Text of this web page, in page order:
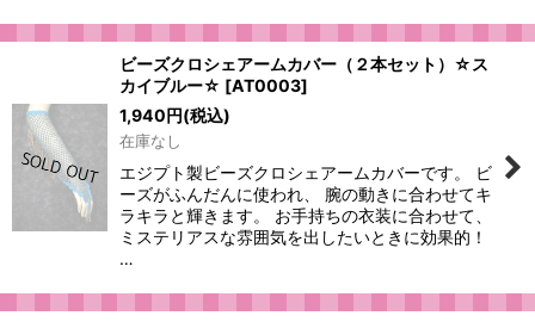
ビーズクロシェアームカバー（２本セット）☆ス
カイブルー☆ [AT0003]
1,940円(税込)
在庫なし
エジプト製ビーズクロシェアームカバーです。 ビ
ーズがふんだんに使われ、 腕の動きに合わせてキ
ラキラと輝きます。 お手持ちの衣装に合わせて、
ミステリアスな雰囲気を出したいときに効果的！
…